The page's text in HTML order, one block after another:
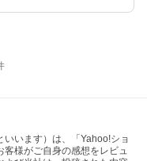
いいます）は、「Yahoo!ショ
客様がご自身の感想をレビュ